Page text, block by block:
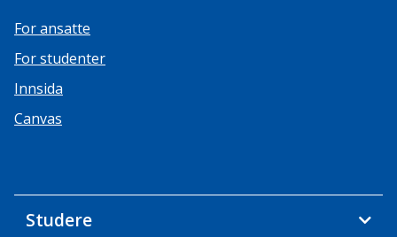
For ansatte
For studenter
Innsida
Canvas
Studere